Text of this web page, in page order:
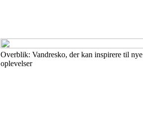
Overblik: Vandresko, der kan inspirere til nye
oplevelser